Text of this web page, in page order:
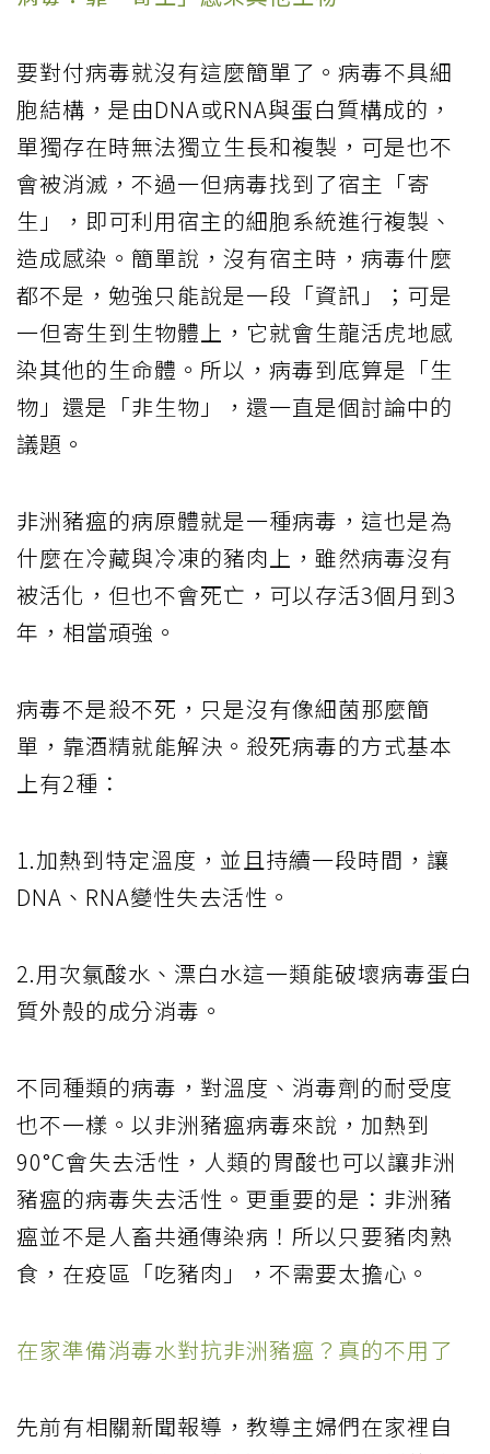
要對付病毒就沒有這麼簡單了。病毒不具細
胞結構，是由DNA或RNA與蛋白質構成的，
單獨存在時無法獨立生長和複製，可是也不
會被消滅，不過一但病毒找到了宿主「寄
生」，即可利用宿主的細胞系統進行複製、
造成感染。簡單說，沒有宿主時，病毒什麼
都不是，勉強只能說是一段「資訊」；可是
一但寄生到生物體上，它就會生龍活虎地感
染其他的生命體。所以，病毒到底算是「生
物」還是「非生物」，還一直是個討論中的
議題。
非洲豬瘟的病原體就是一種病毒，這也是為
什麼在冷藏與冷凍的豬肉上，雖然病毒沒有
被活化，但也不會死亡，可以存活3個月到3
年，相當頑強。
病毒不是殺不死，只是沒有像細菌那麼簡
單，靠酒精就能解決。殺死病毒的方式基本
上有2種：
1.加熱到特定溫度，並且持續一段時間，讓
DNA、RNA變性失去活性。
2.用次氯酸水、漂白水這一類能破壞病毒蛋白
質外殼的成分消毒。
不同種類的病毒，對溫度、消毒劑的耐受度
也不一樣。以非洲豬瘟病毒來說，加熱到
90°C會失去活性，人類的胃酸也可以讓非洲
豬瘟的病毒失去活性。更重要的是：非洲豬
瘟並不是人畜共通傳染病！所以只要豬肉熟
食，在疫區「吃豬肉」，不需要太擔心。
在家準備消毒水對抗非洲豬瘟？真的不用了
先前有相關新聞報導，教導主婦們在家裡自